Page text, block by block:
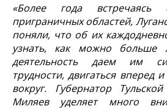
«Более года
приграничных областей,
поняли, что об их
узнать, как можно больше
деятельность даем им
трудности, двигаться вперед
вокруг. Губернатор
Миляев уделяет много